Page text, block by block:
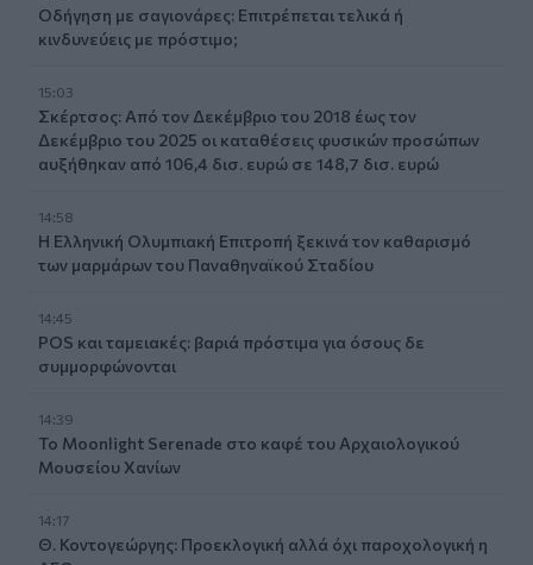
Οδήγηση με σαγιονάρες: Επιτρέπεται τελικά ή
κινδυνεύεις με πρόστιμο;
15:03
Σκέρτσος: Από τον Δεκέμβριο του 2018 έως τον
Δεκέμβριο του 2025 οι καταθέσεις φυσικών προσώπων
αυξήθηκαν από 106,4 δισ. ευρώ σε 148,7 δισ. ευρώ
14:58
Η Ελληνική Ολυμπιακή Επιτροπή ξεκινά τον καθαρισμό
των μαρμάρων του Παναθηναϊκού Σταδίου
14:45
POS και ταμειακές: βαριά πρόστιμα για όσους δε
συμμορφώνονται
14:39
To Moonlight Serenade στο καφέ του Αρχαιολογικού
Μουσείου Χανίων
14:17
Θ. Κοντογεώργης: Προεκλογική αλλά όχι παροχολογική η